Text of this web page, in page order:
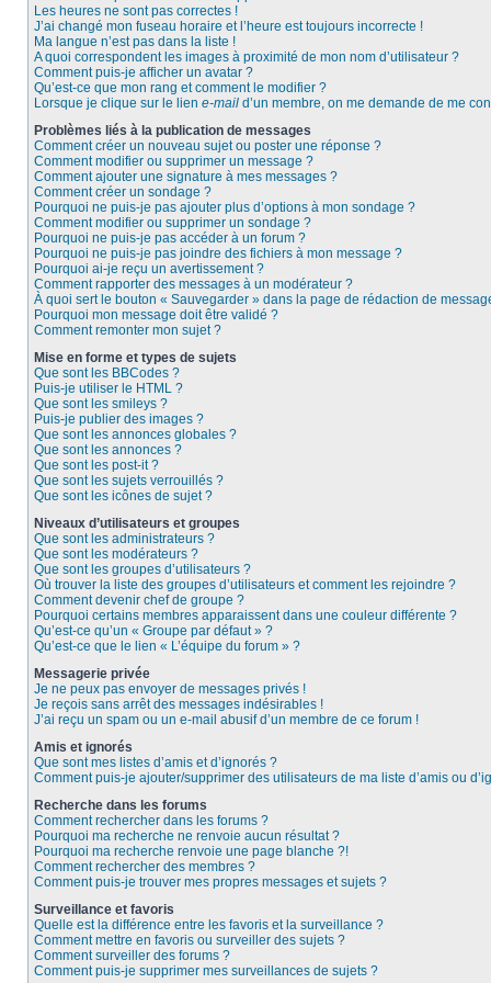
Les heures ne sont pas correctes !
J’ai changé mon fuseau horaire et l’heure est toujours incorrecte !
Ma langue n’est pas dans la liste !
A quoi correspondent les images à proximité de mon nom d’utilisateur ?
Comment puis-je afficher un avatar ?
Qu’est-ce que mon rang et comment le modifier ?
Lorsque je clique sur le lien e-mail d’un membre, on me demande de me
Problèmes liés à la publication de messages
Comment créer un nouveau sujet ou poster une réponse ?
Comment modifier ou supprimer un message ?
Comment ajouter une signature à mes messages ?
Comment créer un sondage ?
Pourquoi ne puis-je pas ajouter plus d’options à mon sondage ?
Comment modifier ou supprimer un sondage ?
Pourquoi ne puis-je pas accéder à un forum ?
Pourquoi ne puis-je pas joindre des fichiers à mon message ?
Pourquoi ai-je reçu un avertissement ?
Comment rapporter des messages à un modérateur ?
À quoi sert le bouton « Sauvegarder » dans la page de rédaction de
Pourquoi mon message doit être validé ?
Comment remonter mon sujet ?
Mise en forme et types de sujets
Que sont les BBCodes ?
Puis-je utiliser le HTML ?
Que sont les smileys ?
Puis-je publier des images ?
Que sont les annonces globales ?
Que sont les annonces ?
Que sont les post-it ?
Que sont les sujets verrouillés ?
Que sont les icônes de sujet ?
Niveaux d’utilisateurs et groupes
Que sont les administrateurs ?
Que sont les modérateurs ?
Que sont les groupes d’utilisateurs ?
Où trouver la liste des groupes d’utilisateurs et comment les rejoindre ?
Comment devenir chef de groupe ?
Pourquoi certains membres apparaissent dans une couleur différente ?
Qu’est-ce qu’un « Groupe par défaut » ?
Qu’est-ce que le lien « L’équipe du forum » ?
Messagerie privée
Je ne peux pas envoyer de messages privés !
Je reçois sans arrêt des messages indésirables !
J’ai reçu un spam ou un e-mail abusif d’un membre de ce forum !
Amis et ignorés
Que sont mes listes d’amis et d’ignorés ?
Comment puis-je ajouter/supprimer des utilisateurs de ma liste d’amis ou
Recherche dans les forums
Comment rechercher dans les forums ?
Pourquoi ma recherche ne renvoie aucun résultat ?
Pourquoi ma recherche renvoie une page blanche ?!
Comment rechercher des membres ?
Comment puis-je trouver mes propres messages et sujets ?
Surveillance et favoris
Quelle est la différence entre les favoris et la surveillance ?
Comment mettre en favoris ou surveiller des sujets ?
Comment surveiller des forums ?
Comment puis-je supprimer mes surveillances de sujets ?